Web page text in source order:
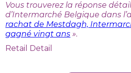
Vous trouverez la réponse
d’Intermarché Belgique dans
rachat de Mestdagh,
gagné vingt ans ».
Retail Detail